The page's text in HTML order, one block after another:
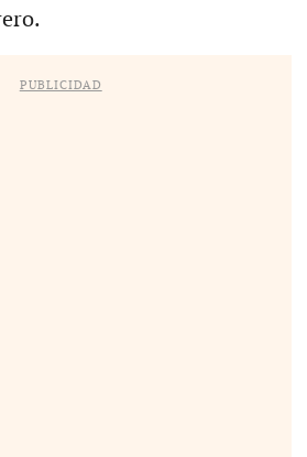
PUBLICIDAD